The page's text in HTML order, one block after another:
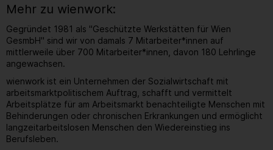
Mehr zu wienwork:
Gegründet 1981 als "Geschützte Werkstätten für Wien
GesmbH" sind wir von damals 7 Mitarbeiter*innen auf
mittlerweile über 700 Mitarbeiter*innen, davon 180 Lehrlinge
angewachsen.
wienwork ist ein Unternehmen der Sozialwirtschaft mit
arbeitsmarktpolitischem Auftrag, schafft und vermittelt
Arbeitsplätze für am Arbeitsmarkt benachteiligte Menschen mit
Behinderungen oder chronischen Erkrankungen und ermöglicht
langzeitarbeitslosen Menschen den Wiedereinstieg ins
Berufsleben.